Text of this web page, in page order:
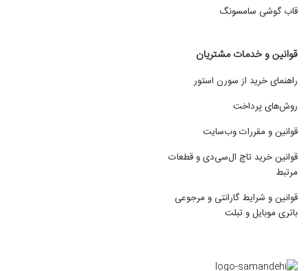
قاب گوشی سامسونگ
قوانین و خدمات مشتریان
راهنمای خرید از سورن استور
روش‌های پرداخت
قوانین و مقررات وب‌سایت
قوانین خرید تاچ ال‌سی‌دی و قطعات
مرتبط
قوانین و شرایط گارانتی و مرجوعی
باتری موبایل و تبلت